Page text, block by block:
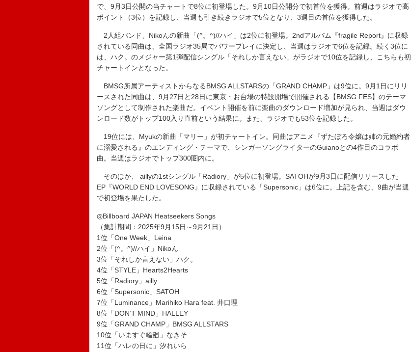
で、9月3日公開の当チャートで8位に初登場した。9月10日公開分で初首位を獲得。前週はラジオで高
ポイント（3位）を記録し、当週も引き続きラジオで5位となり、3週目の首位を獲得した。
2人組バンド、Nikoんの新曲「(^。^)//ハイ」は2位に初登場。2ndアルバム『fragile Report』に収録
されている同曲は、全国ラジオ35局でパワープレイに決定し、当週はラジオで6位を記録。続く3位に
は、ハク。のメジャー第1弾配信シングル「それしか言えない」がラジオで10位を記録し、こちらも初
チャートインとなった。
BMSG所属アーティストからなるBMSG ALLSTARSの「GRAND CHAMP」は9位に。9月1日にリリ
ースされた同曲は、9月27日と28日に東京・お台場の特設開場で開催される【BMSG FES】のテーマ
ソングとして制作された楽曲だ。イベント開催を前に楽曲のダウンロード増加が見られ、当週はダウ
ンロード数がトップ100入り直前という結果に。また、ラジオでも53位を記録した。
19位には、Myukの新曲「マリー」が初チャートイン。同曲はアニメ『ずたぼろ令嬢は姉の元婚約者
に溺愛される』のエンディング・テーマで、シンガーソングライターのGuianoとの4作目のコラボ
曲。当週はラジオでトップ300圏内に。
そのほか、 aillyの1stシングル「Radiory」が5位に初登場。SATOHが9月3日に配信リリースした
EP『WORLD END LOVESONG』に収録されている「Supersonic」は6位に。上記を含む、9曲が当週
で初登場を果たした。
◎Billboard JAPAN Heatseekers Songs
（集計期間：2025年9月15日～9月21日）
1位「One Week」Leina
2位「(^。^)//ハイ」Nikoん
3位「それしか言えない」ハク。
4位「STYLE」Hearts2Hearts
5位「Radiory」ailly
6位「Supersonic」SATOH
7位「Luminance」Marihiko Hara feat. 井口理
8位「DON’T MIND」HALLEY
9位「GRAND CHAMP」BMSG ALLSTARS
10位「いますぐ輪廻」なきそ
11位「ハレの日に」汐れいら